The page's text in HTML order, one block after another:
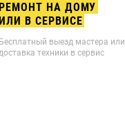
РЕМОНТ НА ДОМУ
В СЕРВИСЕ
Бесплатный выезд мастера или
техники в сервис